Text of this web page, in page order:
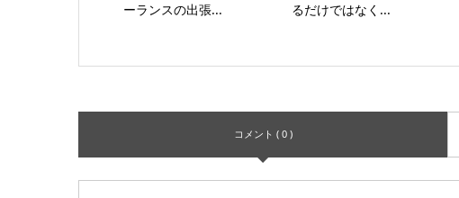
ーランスの出張...
るだけではなく...
コメント ( 0 )